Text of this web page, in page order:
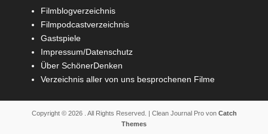
Filmblogverzeichnis
Filmpodcastverzeichnis
Gastspiele
Impressum/Datenschutz
Über SchönerDenken
Verzeichnis aller von uns besprochenen Filme
Copyright © 2026 . All Rights Reserved. | Clean Journal Pro von Catch
Themes